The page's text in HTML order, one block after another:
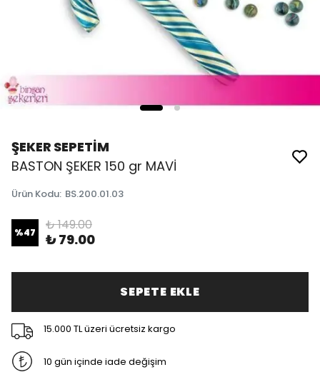
ŞEKER SEPETİM
BASTON ŞEKER 150 gr MAVİ
Ürün Kodu: BS.200.01.03
%47 ₺ 149.00
₺ 79.00
SEPETE EKLE
15.000 TL üzeri ücretsiz kargo
10 gün içinde iade değişim